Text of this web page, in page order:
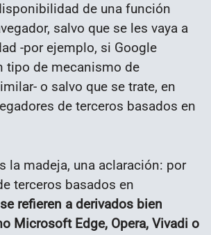
de una función
salvo que se les vaya a
-por ejemplo, si Google
tipo de mecanismo de
o salvo que se trate, en
de terceros basados en
la madeja, una aclaración: por
terceros basados en
refieren a derivados bien
Microsoft Edge, Opera, Vivadi o